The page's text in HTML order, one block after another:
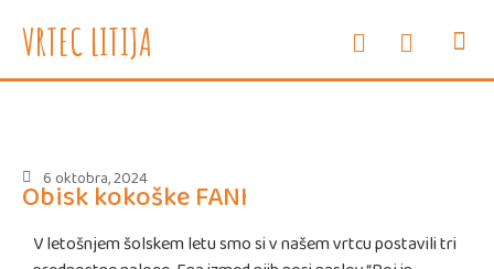
e-oglasne deske
VRTEC LITIJA
6 oktobra, 2024
Obisk kokoške FANI
V letošnjem šolskem letu smo si v našem vrtcu postavili tri